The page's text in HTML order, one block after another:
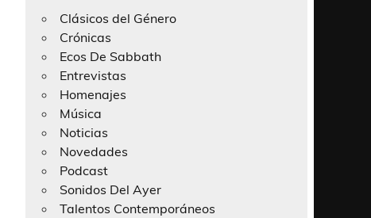
Clásicos del Género
Crónicas
Ecos De Sabbath
Entrevistas
Homenajes
Música
Noticias
Novedades
Podcast
Sonidos Del Ayer
Talentos Contemporáneos